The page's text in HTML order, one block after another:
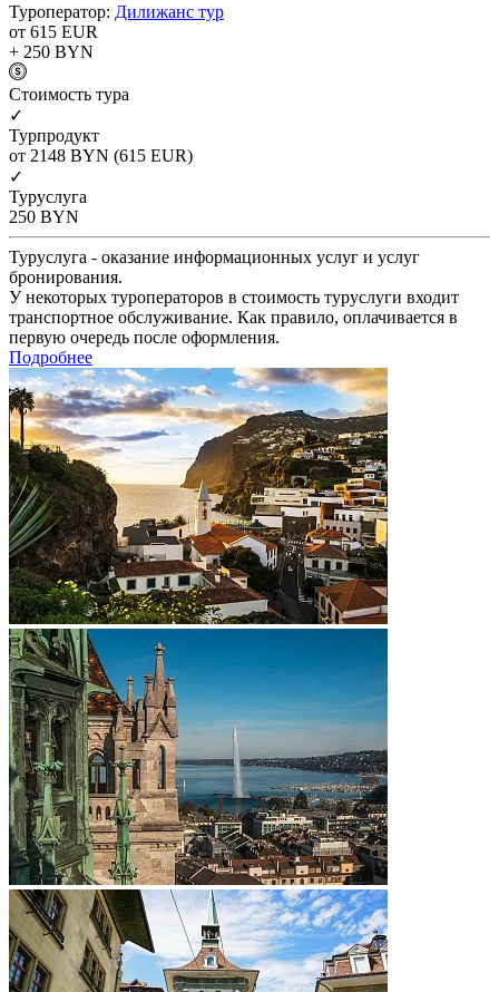
Туроператор: Дилижанс тур
от 615 EUR
+ 250 BYN
Cтоимость тура
✓
Турпродукт
от 2148 BYN (615 EUR)
✓
Туруслуга
250 BYN
Туруслуга - оказание информационных услуг и услуг
бронирования.
У некоторых туроператоров в стоимость туруслуги входит
транспортное обслуживание. Как правило, оплачивается в
первую очередь после оформления.
Подробнее